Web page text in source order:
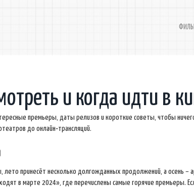
и когда идти в
премьеры, даты релизов и короткие советы, чтобы
до онлайн‑трансляций.
принесёт несколько долгожданных продолжений, а осень –
в марте 2024», где перечислены самые горячие премьеры.